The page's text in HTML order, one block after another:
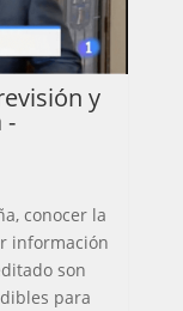
y
-
conocer la
información
son
para